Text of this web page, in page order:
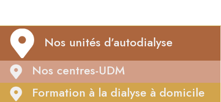
Nos unités d’autodialyse
Nos centres-UDM
Formation à la dialyse à domicile